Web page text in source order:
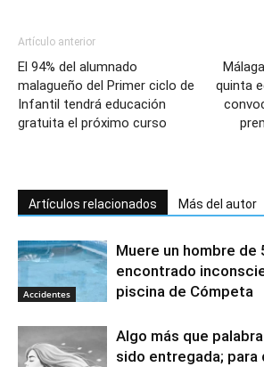
Artículo anterior
El 94% del alumnado
malagueño del Primer ciclo de
Infantil tendrá educación
gratuita el próximo curso
quinta
Artículos relacionados Más del autor
Accidentes
Muere un hombre de
encontrado
piscina de Cómpeta
Algo más que
sido entregada; para